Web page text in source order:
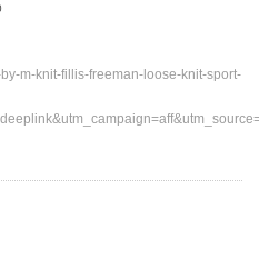
m-knit-fillis-freeman-loose-knit-sport-